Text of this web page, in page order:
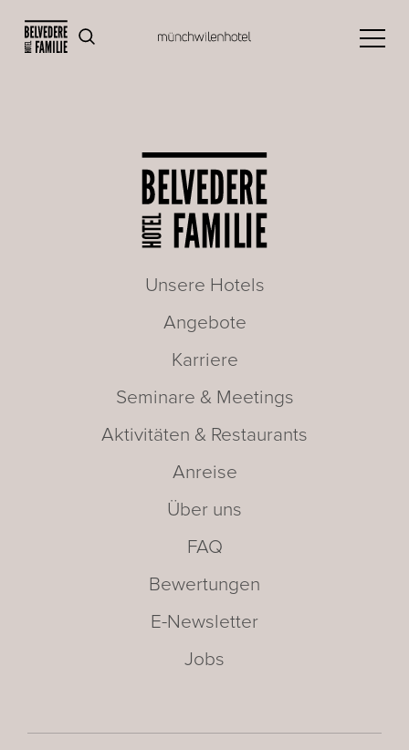
Unsere Hotels
Angebote
Karriere
Seminare & Meetings
Aktivitäten & Restaurants
Anreise
Über uns
FAQ
Bewertungen
E-Newsletter
Jobs